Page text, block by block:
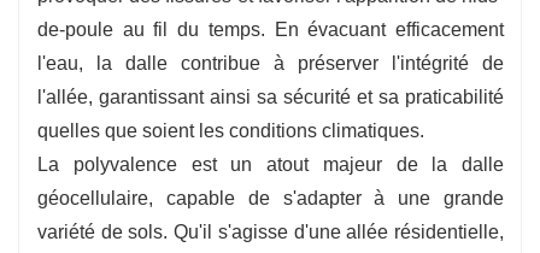
de-poule au fil du temps. En évacuant efficacement
l'eau, la dalle contribue à préserver l'intégrité de
l'allée, garantissant ainsi sa sécurité et sa praticabilité
quelles que soient les conditions climatiques.
La polyvalence est un atout majeur de la dalle
géocellulaire, capable de s'adapter à une grande
variété de sols. Qu'il s'agisse d'une allée résidentielle,